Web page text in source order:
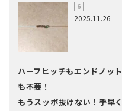
2025.11.26
ハーフヒッチもエンドノット
も不要！
もうスッポ抜けない！手早く